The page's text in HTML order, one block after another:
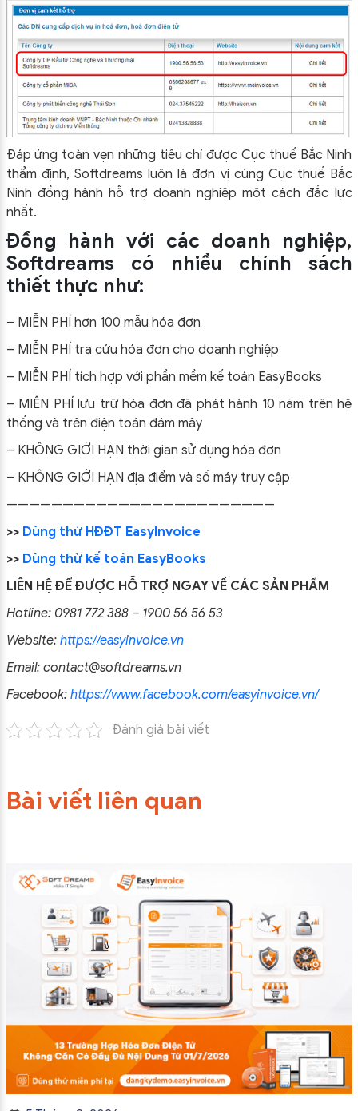
Đáp ứng toàn vẹn những tiêu chí được Cục thuế Bắc Ninh
thẩm định, Softdreams luôn là đơn vị cùng Cục thuế Bắc
Ninh đồng hành hỗ trợ doanh nghiệp một cách đắc lực
nhất.
Đồng hành với các doanh nghiệp,
Softdreams có nhiều chính sách
thiết thực như:
– MIỄN PHÍ hơn 100 mẫu hóa đơn
– MIỄN PHÍ tra cứu hóa đơn cho doanh nghiệp
– MIỄN PHÍ tích hợp với phần mềm kế toán EasyBooks
– MIỄN PHÍ lưu trữ hóa đơn đã phát hành 10 năm trên hệ
thống và trên điện toán đám mây
– KHÔNG GIỚI HẠN thời gian sử dụng hóa đơn
– KHÔNG GIỚI HẠN địa điểm và số máy truy cập
————————————————————————
>> Dùng thử HĐĐT EasyInvoice
>> Dùng thử kế toán EasyBooks
LIÊN HỆ ĐỂ ĐƯỢC HỖ TRỢ NGAY VỀ CÁC SẢN PHẨM
Hotline: 0981 772 388 – 1900 56 56 53
Website: https://easyinvoice.vn
Email: contact@softdreams.vn
Facebook: https://www.facebook.com/easyinvoice.vn/
Đánh giá bài viết
Bài viết liên quan